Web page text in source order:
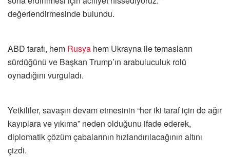
değerlendirmesinde bulundu.
ABD tarafı, hem Rusya hem Ukrayna ile temasların
sürdüğünü ve Başkan Trump’ın arabuluculuk rolü
oynadığını vurguladı.
Yetkililer, savaşın devam etmesinin “her iki taraf için de ağır
kayıplara ve yıkıma” neden olduğunu ifade ederek,
diplomatik çözüm çabalarının hızlandırılacağının altını
çizdi.